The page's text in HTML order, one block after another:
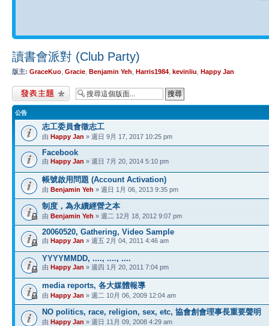
讀書會派對 (Club Party)
版主: GraceKuo Gracie Benjamin Yeh Harris1984 kevinliu Happy Jan
發表新主題
公告
志工委員會徵志工
由 Happy Jan » 週日 9月 17, 2017 10:25 pm
Facebook
由 Happy Jan » 週日 7月 20, 2014 5:10 pm
帳號啟用問題 (Account Activation)
由 Benjamin Yeh » 週日 1月 06, 2013 9:35 pm
制度，為永續經營之本
由 Benjamin Yeh » 週二 12月 18, 2012 9:07 pm
20060520, Gathering, Video Sample
由 Happy Jan » 週五 2月 04, 2011 4:46 am
YYYYMMDD, ...., ...., ....
由 Happy Jan » 週四 1月 20, 2011 7:04 pm
media reports, 各大媒體報導
由 Happy Jan » 週二 10月 06, 2009 12:04 am
NO politics, race, religion, sex, etc, 協會創會理事長重要聲明
由 Happy Jan » 週日 11月 09, 2008 4:29 am